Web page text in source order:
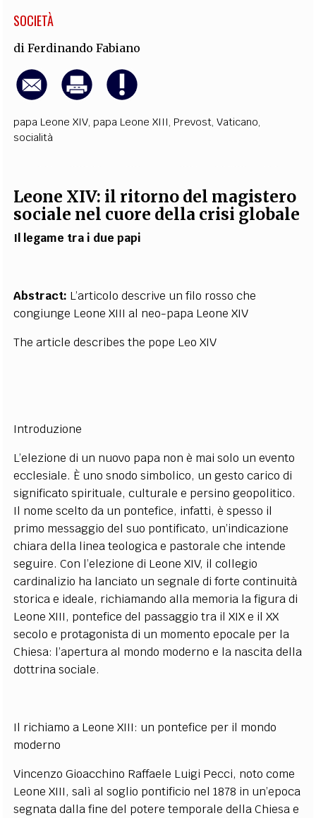
SOCIETÀ
diFerdinando Fabiano
papa Leone XIV, papa Leone XIII, Prevost,Vaticano,
socialità
Leone XIV: il ritorno del magistero
sociale nel cuore della crisi globale
Il legame tra i due papi
Abstract: L’articolodescrive un filo rosso che
congiunge Leone XIII al neo-papa Leone XIV
The articledescribes the pope Leo XIV
Introduzione
L’elezione di un nuovo papa non è mai solo un evento
ecclesiale. È uno snodo simbolico, un gesto carico di
significato spirituale, culturale e persino geopolitico.
Il nome scelto da un pontefice, infatti, è spesso il
primo messaggio del suo pontificato, un’indicazione
chiara della linea teologica e pastorale che intende
seguire. Con l’elezione di Leone XIV, il collegio
cardinalizio ha lanciato un segnale di forte continuità
storica e ideale, richiamando alla memoria la figura di
Leone XIII, pontefice del passaggio tra il XIX e il XX
secolo e protagonista di un momento epocale per la
Chiesa: l’apertura al mondo moderno e la nascita della
dottrina sociale.
Il richiamo a Leone XIII: un pontefice per il mondo
moderno
Vincenzo Gioacchino Raffaele Luigi Pecci, noto come
Leone XIII, salì al soglio pontificio nel 1878 in un’epoca
segnata dalla fine del potere temporale della Chiesa e